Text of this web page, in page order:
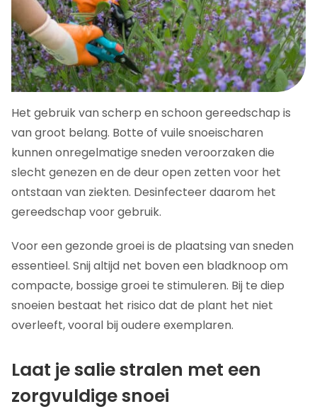
Het gebruik van scherp en schoon gereedschap is
van groot belang. Botte of vuile snoeischaren
kunnen onregelmatige sneden veroorzaken die
slecht genezen en de deur open zetten voor het
ontstaan van ziekten. Desinfecteer daarom het
gereedschap voor gebruik.
Voor een gezonde groei is de plaatsing van sneden
essentieel. Snij altijd net boven een bladknoop om
compacte, bossige groei te stimuleren. Bij te diep
snoeien bestaat het risico dat de plant het niet
overleeft, vooral bij oudere exemplaren.
Laat je salie stralen met een
zorgvuldige snoei